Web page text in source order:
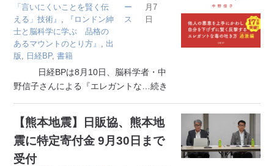
「言いにくいことを賢く伝
える」技術』
『ロンドン紳
士と脳科学に学ぶ 品格の
あるマウントのとり方』
出
版
日経BP,書籍
ー
ス
月7
日
日経BPは8月10日、脳科学者・中
野信子さんによる『エレガントな …続き
【熊本地震】日販協、熊本地
震に特定寄付金 9月30日まで
受付